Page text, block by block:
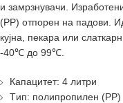
и замрзнувачи.
(PP) отпорен на падови.
кујна, пекара или
-40℃ до 99℃.
Капацитет: 4 литри
Tип: полипропилен (PP)